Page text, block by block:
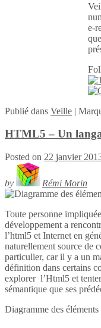
e-
Publié dans Veille |
HTML5 – Un
Posted on 22 janvier
by Rémi Morin
Toute personne
développement a
l’html5 et Internet en
naturellement source de
particulier, car il y a un
définition dans certains
explorer l’Html5 et
sémantique que ses
Diagramme des éléments